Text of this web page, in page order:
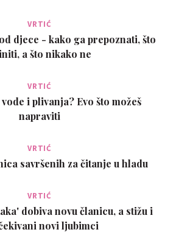
VRTIĆ
djece - kako ga prepoznati, što
a što nikako ne
VRTIĆ
i plivanja? Evo što možeš
napraviti
VRTIĆ
savršenih za čitanje u hladu
VRTIĆ
dobiva novu članicu, a stižu i
novi ljubimci